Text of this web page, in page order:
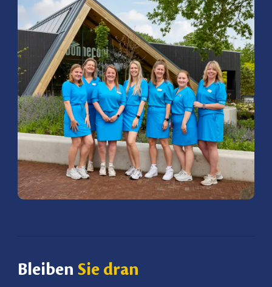
BleibenSie dran